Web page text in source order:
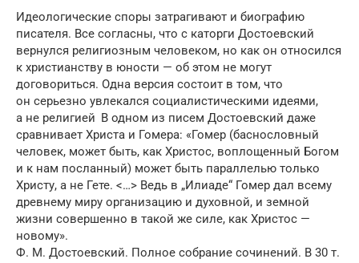
Идеологические споры затрагивают и биографию
писателя. Все согласны, что с каторги Достоевский
вернулся религиозным человеком, но как он относился
к христианству в юности — об этом не могут
договориться. Одна версия сос­тоит в том, что
он серьезно увлекался социалистическими идеями,
а не ре­ли­гией В одном из писем Достоевский даже
сравни­вает Христа и Гомера: «Гомер (баснословный
человек, может быть, как Христос, воплощен­ный Богом
и к нам посланный) может быть параллелью только
Христу, а не Гете. <…> Ведь в „Илиаде“ Гомер дал всему
древнему миру организацию и духовной, и земной
жизни совершенно в такой же силе, как Христос —
новому».
Ф. М. Достоевский. Полное собрание сочинений. В 30 т.